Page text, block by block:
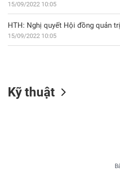
15/09/2022 10:05
HTH: Nghị quyết Hội đồng quản trị
15/09/2022 10:05
Kỹ thuật
NGHIỆP
CỔ
SINH